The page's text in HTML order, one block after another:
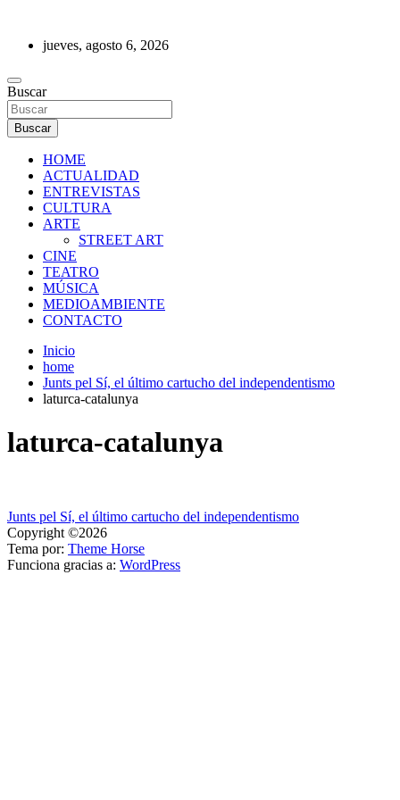
contenidojueves, agosto 6, 2026
REVISTA DE PRENSA
Buscar
Buscar
HOME
ACTUALIDAD
ENTREVISTAS
CULTURA
ARTE
STREET ART
CINE
TEATRO
MÚSICA
MEDIOAMBIENTE
CONTACTO
Inicio
home
Junts pel Sí, el último cartucho del independentismo
laturca-catalunya
laturca-catalunya
Navegación
de
entradas
Junts pel Sí, el último cartucho del independentismo
Copyright ©2026
Tema por: Theme Horse
Funciona gracias a: WordPress